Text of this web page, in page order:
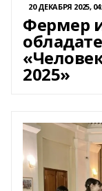
20 ДЕКАБРЯ 2025,
Фермер
2025»